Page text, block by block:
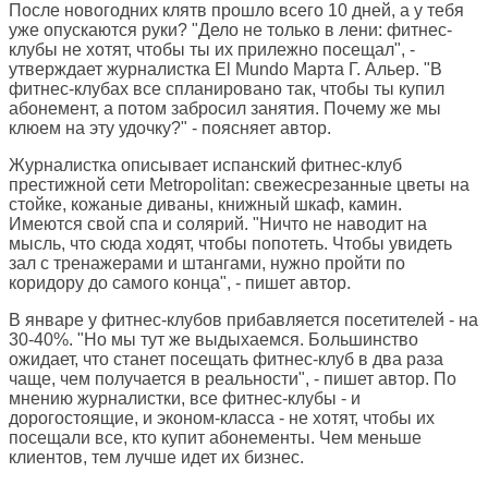
После новогодних клятв прошло всего 10 дней, а у тебя
уже опускаются руки? "Дело не только в лени: фитнес-
клубы не хотят, чтобы ты их прилежно посещал", -
утверждает журналистка El Mundo Марта Г. Альер. "В
фитнес-клубах все спланировано так, чтобы ты купил
абонемент, а потом забросил занятия. Почему же мы
клюем на эту удочку?" - поясняет автор.
Журналистка описывает испанский фитнес-клуб
престижной сети Metropolitan: свежесрезанные цветы на
стойке, кожаные диваны, книжный шкаф, камин.
Имеются свой спа и солярий. "Ничто не наводит на
мысль, что сюда ходят, чтобы попотеть. Чтобы увидеть
зал с тренажерами и штангами, нужно пройти по
коридору до самого конца", - пишет автор.
В январе у фитнес-клубов прибавляется посетителей - на
30-40%. "Но мы тут же выдыхаемся. Большинство
ожидает, что станет посещать фитнес-клуб в два раза
чаще, чем получается в реальности", - пишет автор. По
мнению журналистки, все фитнес-клубы - и
дорогостоящие, и эконом-класса - не хотят, чтобы их
посещали все, кто купит абонементы. Чем меньше
клиентов, тем лучше идет их бизнес.